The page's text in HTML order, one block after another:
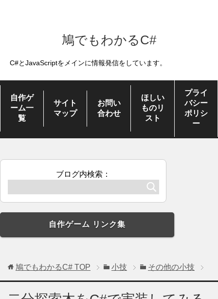
鳩でもわかるC#
C#とJavaScriptをメインに情報発信をしています。
自作ゲ
ーム一
覧
サイト
マップ
お問い
合わせ
ほしい
ものリ
スト
プライ
バシー
ポリシ
ー
ブログ内検索：
自作ゲーム リンク集
鳩でもわかるC# TOP 小技 その他の小技